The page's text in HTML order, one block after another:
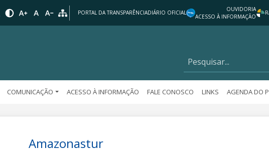
PORTAL DA TRANSPARÊNCIADIÁRIO OFICIAL
OUVIDORIA
ACESSO À INFORMAÇÃO
COMUNICAÇÃO ACESSO À INFORMAÇÃO FALE CONOSCO LINKS AGENDA DO
Amazonastur